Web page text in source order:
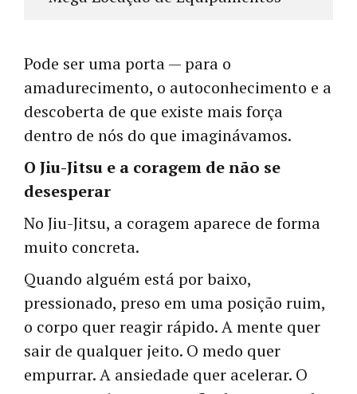
Pode ser uma porta — para o
amadurecimento, o autoconhecimento e a
descoberta de que existe mais força
dentro de nós do que imaginávamos.
O Jiu-Jitsu e a coragem de não se
desesperar
No Jiu-Jitsu, a coragem aparece de forma
muito concreta.
Quando alguém está por baixo,
pressionado, preso em uma posição ruim,
o corpo quer reagir rápido. A mente quer
sair de qualquer jeito. O medo quer
empurrar. A ansiedade quer acelerar. O